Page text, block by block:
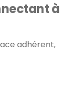
à
adhérent,